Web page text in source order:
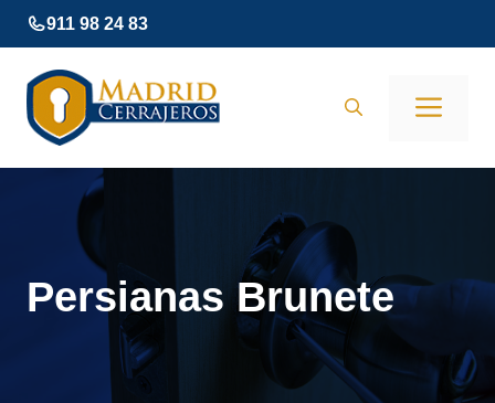
Saltar
al
contenido
911 98 24 83
Persianas Brunete